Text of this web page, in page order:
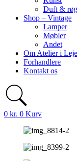
Duft &
Shop – Vintage
Lamper
Møbler
Andet
Om Atelier i
Forhandlere
Kontakt os
0 kr. 0 Kurv